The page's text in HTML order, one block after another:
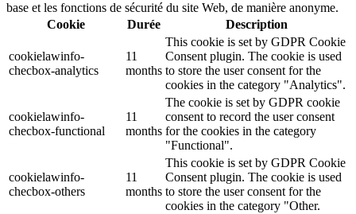
base et les fonctions de sécurité du site Web, de manière anonyme.
Cookie
Durée Description
cookielawinfo-
checbox-analytics
11
months
This cookie is set by GDPR Cookie
Consent plugin. The cookie is used
to store the user consent for the
cookies in the category "Analytics".
cookielawinfo-
checbox-functional
11
months
The cookie is set by GDPR cookie
consent to record the user consent
for the cookies in the category
"Functional".
cookielawinfo-
checbox-others
11
months
This cookie is set by GDPR Cookie
Consent plugin. The cookie is used
to store the user consent for the
cookies in the category "Other.